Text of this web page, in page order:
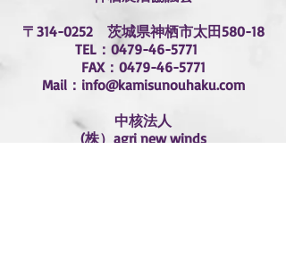
〒314-0252 茨城県神栖市太田580-18
TEL：0479-46-5771
FAX：0479-46-5771
Mail： info@kamisunouhaku.com
中核法人
(株）agri new winds